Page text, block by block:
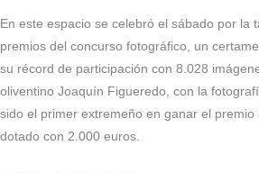
En este espacio se celebró el sábado por la
premios del concurso fotográfico, un
su récord de participación con 8.028
oliventino Joaquín Figueredo, con la
sido el primer extremeño en ganar el premio
dotado con 2.000 euros.